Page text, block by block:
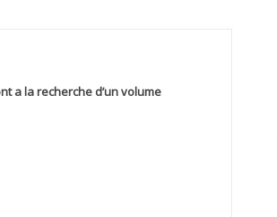
a la recherche d’un volume